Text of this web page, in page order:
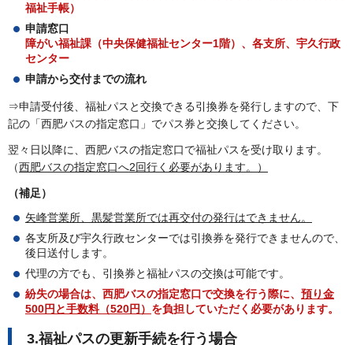
福祉手帳）
申請窓口
障がい福祉課（中央保健福祉センター1階）、各支所、宇久行政
センター
申請から交付までの流れ
⇒申請受付後、福祉パスと交換できる引換券を発行しますので、下
記の「西肥バスの指定窓口」でパス券と交換してください。
翌々日以降に、西肥バスの指定窓口で福祉パスを受け取ります。
（西肥バスの指定窓口へ2回行く必要があります。）
（補足）
矢峰営業所、黒髪営業所では再交付の発行はできません。
各支所及び宇久行政センターでは引換券を発行できませんので、
後日送付します。
代理の方でも、引換券と福祉パスの交換は可能です。
紛失の場合は、西肥バスの指定窓口で交換を行う際に、 預り金
500円と手数料（520円） を負担していただく必要があります。
3.福祉パスの更新手続を行う場合